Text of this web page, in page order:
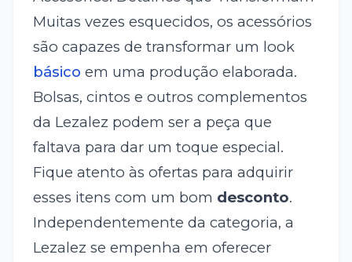
Muitas vezes esquecidos, os acessórios
são capazes de transformar um look
básico em uma produção elaborada.
Bolsas, cintos e outros complementos
da Lezalez podem ser a peça que
faltava para dar um toque especial.
Fique atento às ofertas para adquirir
esses itens com um bom desconto.
Independentemente da categoria, a
Lezalez se empenha em oferecer